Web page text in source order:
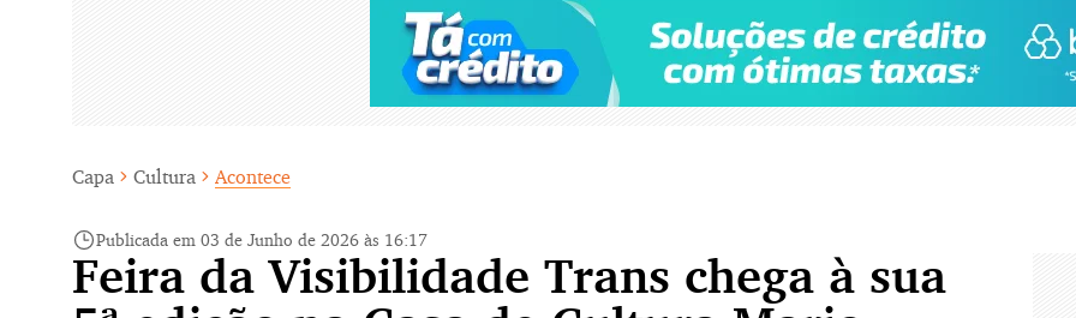
Capa Cultura Acontece
Publicada em 03 de Junho de 2026 às 16:17
Feira da Visibilidade Trans chega à sua